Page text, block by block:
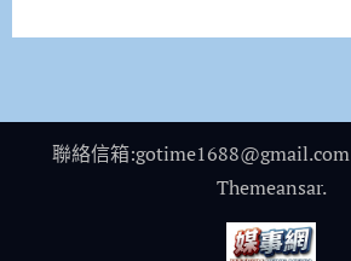
聯絡信箱:gotime1688@gmail.com
Themeansar.